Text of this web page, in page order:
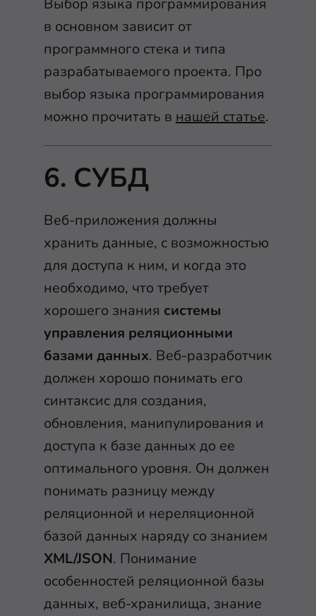
Выбор языка программирования
в основном зависит от
программного стека и типа
разрабатываемого проекта. Про
выбор языка программирования
можно прочитать в нашей статье.
6. СУБД
Веб-приложения должны
хранить данные, с возможностью
для доступа к ним, и когда это
необходимо, что требует
хорошего знания системы
управления реляционными
базами данных. Веб-разработчик
должен хорошо понимать его
синтаксис для создания,
обновления, манипулирования и
доступа к базе данных до ее
оптимального уровня. Он должен
понимать разницу между
реляционной и нереляционной
базой данных наряду со знанием
XML/JSON. Понимание
особенностей реляционной базы
данных, веб-хранилища, знание